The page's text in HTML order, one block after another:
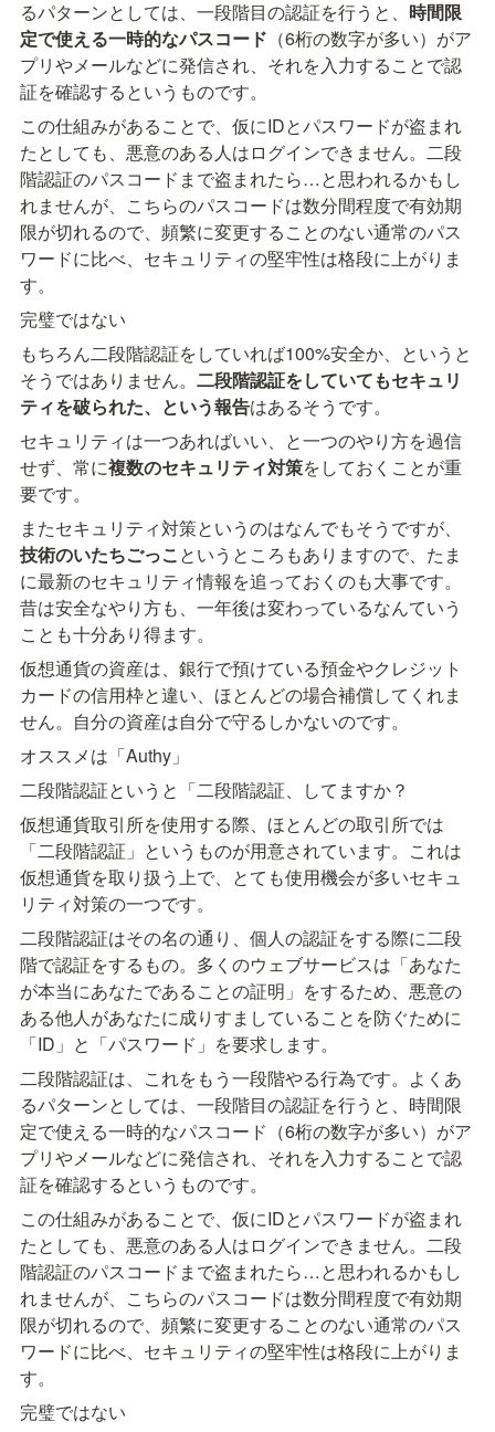
るパターンとしては、一段階目の認証を行うと、 時間限
定で使える一時的なパスコード （6桁の数字が多い）がア
プリやメールなどに発信され、それを入力することで認
証を確認するというものです。
この仕組みがあることで、仮にIDとパスワードが盗まれ
たとしても、悪意のある人はログインできません。二段
階認証のパスコードまで盗まれたら…と思われるかもし
れませんが、こちらのパスコードは数分間程度で有効期
限が切れるので、頻繁に変更することのない通常のパス
ワードに比べ、セキュリティの堅牢性は格段に上がりま
す。
完璧ではない
もちろん二段階認証をしていれば100%安全か、というと
そうではありません。 二段階認証をしていてもセキュリ
ティを破られた、という報告はあるそうです。
セキュリティは一つあればいい、と一つのやり方を過信
せず、常に複数のセキュリティ対策をしておくことが重
要です。
またセキュリティ対策というのはなんでもそうですが、
技術のいたちごっこというところもありますので、たま
に最新のセキュリティ情報を追っておくのも大事です。
昔は安全なやり方も、一年後は変わっているなんていう
ことも十分あり得ます。
仮想通貨の資産は、銀行で預けている預金やクレジット
カードの信用枠と違い、ほとんどの場合補償してくれま
せん。自分の資産は自分で守るしかないのです。
オススメは「Authy」
二段階認証というと「二段階認証、してますか？
仮想通貨取引所を使用する際、ほとんどの取引所では
「二段階認証」というものが用意されています。これは
仮想通貨を取り扱う上で、とても使用機会が多いセキュ
リティ対策の一つです。
二段階認証はその名の通り、個人の認証をする際に二段
階で認証をするもの。多くのウェブサービスは「あなた
が本当にあなたであることの証明」をするため、悪意の
ある他人があなたに成りすましていることを防ぐために
「ID」と「パスワード」を要求します。
二段階認証は、これをもう一段階やる行為です。よくあ
るパターンとしては、一段階目の認証を行うと、時間限
定で使える一時的なパスコード（6桁の数字が多い）がア
プリやメールなどに発信され、それを入力することで認
証を確認するというものです。
この仕組みがあることで、仮にIDとパスワードが盗まれ
たとしても、悪意のある人はログインできません。二段
階認証のパスコードまで盗まれたら…と思われるかもし
れませんが、こちらのパスコードは数分間程度で有効期
限が切れるので、頻繁に変更することのない通常のパス
ワードに比べ、セキュリティの堅牢性は格段に上がりま
す。
完璧ではない